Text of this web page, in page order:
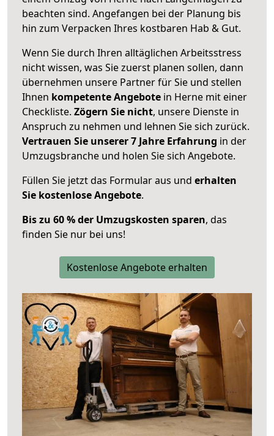
beachten sind. Angefangen bei der Planung bis
hin zum Verpacken Ihres kostbaren Hab & Gut.
Wenn Sie durch Ihren alltäglichen Arbeitsstress
nicht wissen, was Sie zuerst planen sollen, dann
übernehmen unsere Partner für Sie und stellen
Ihnen kompetente Angebote in Herne mit einer
Checkliste. Zögern Sie nicht, unsere Dienste in
Anspruch zu nehmen und lehnen Sie sich zurück.
Vertrauen Sie unserer 7 Jahre Erfahrung in der
Umzugsbranche und holen Sie sich Angebote.
Füllen Sie jetzt das Formular aus und erhalten
Sie kostenlose Angebote.
Bis zu 60 % der Umzugskosten sparen, das
finden Sie nur bei uns!
Kostenlose Angebote erhalten